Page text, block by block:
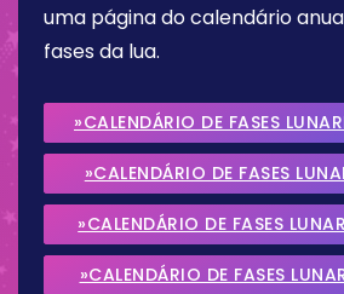
uma página do calendário
fases da lua.
»CALENDÁRIO DE FASES
»CALENDÁRIO DE FASES
2026
»CALENDÁRIO DE FASES
2026
»CALENDÁRIO DE FASES